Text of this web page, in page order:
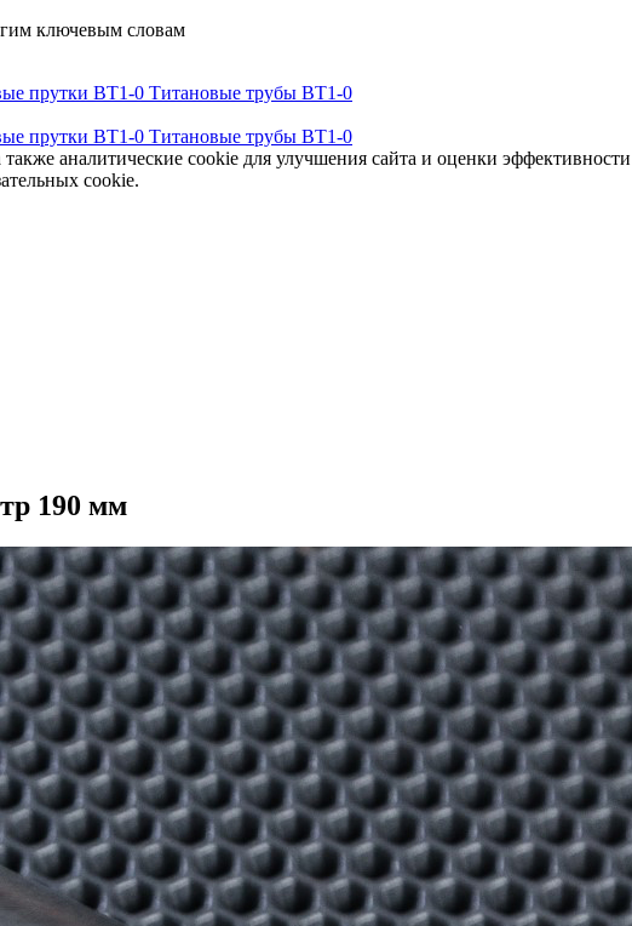
ключевым словам
прутки ВТ1-0 Титановые трубы ВТ1-0
прутки ВТ1-0 Титановые трубы ВТ1-0
аналитические cookie для улучшения сайта и оценки
cookie.
190 мм